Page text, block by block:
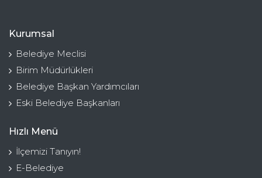
Kurumsal
Belediye Meclisi
Birim Müdürlükleri
Belediye Başkan Yardımcıları
Eski Belediye Başkanları
Hızlı Menü
İlçemizi Tanıyın!
E-Belediye